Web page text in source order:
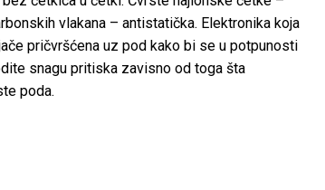
vlakana – antistatička. Elektronika koja
pričvršćena uz pod kako bi se u potpunosti
snagu pritiska zavisno od toga šta
poda.